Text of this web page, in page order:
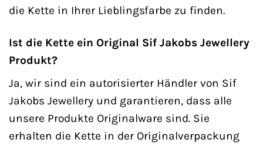
die Kette in Ihrer Lieblingsfarbe zu finden.
Ist die Kette ein Original Sif Jakobs Jewellery
Produkt?
Ja, wir sind ein autorisierter Händler von Sif
Jakobs Jewellery und garantieren, dass alle
unsere Produkte Originalware sind. Sie
erhalten die Kette in der Originalverpackung